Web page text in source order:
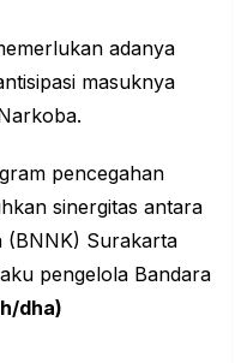
adanya
masuknya
pencegahan
sinergitas antara
(BNNK) Surakarta
pengelola Bandara
dha)